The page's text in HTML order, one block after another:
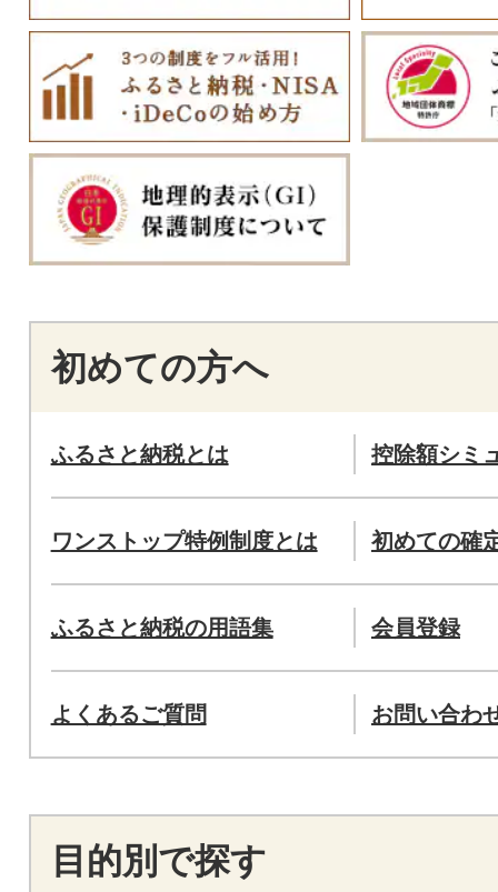
初めての方へ
ふるさと納税とは 控除額シミ
ワンストップ特例制度とは 初めての確
ふるさと納税の用語集 会員登録
よくあるご質問 お問い合わ
目的別で探す